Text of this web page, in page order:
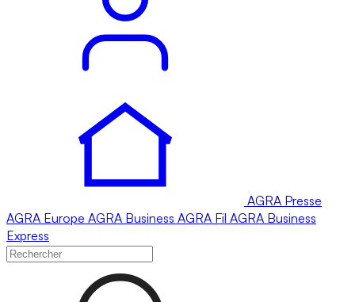
AGRA Presse
AGRA Europe AGRA Business AGRA Fil AGRA Business
Express